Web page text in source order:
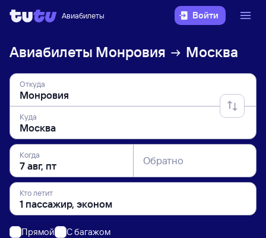
Авиабилеты Войти
Авиабилеты Монровия Москва
Откуда
Куда
Когда Обратно
Кто летит
Прямой C багажом